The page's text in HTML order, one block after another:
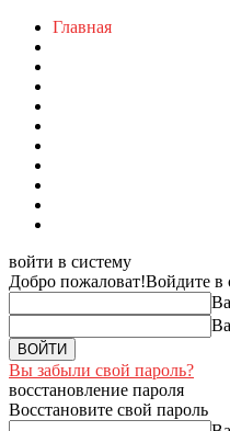
Главная
войти в систему
Добро пожаловат!Войдите в
Вы забыли свой пароль?
восстановление пароля
Восстановите свой пароль